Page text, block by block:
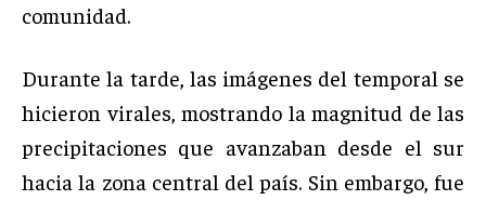
comunidad.
Durante la tarde, las imágenes del temporal se
hicieron virales, mostrando la magnitud de las
precipitaciones que avanzaban desde el sur
hacia la zona central del país. Sin embargo, fue